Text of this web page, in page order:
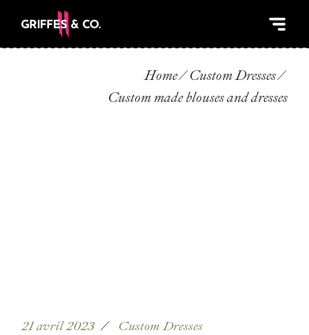
Home
Custom Dresses
Custom made blouses and dresses
21 avril 2023 Custom Dresses